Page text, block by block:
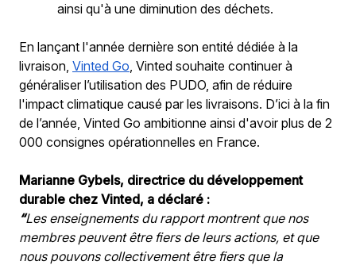
ainsi qu'à une diminution des déchets.
En lançant l'année dernière son entité dédiée à la
livraison, Vinted Go, Vinted souhaite continuer à
généraliser l’utilisation des PUDO, afin de réduire
l'impact climatique causé par les livraisons. D’ici à la fin
de l’année, Vinted Go ambitionne ainsi d'avoir plus de 2
000 consignes opérationnelles en France.
Marianne Gybels, directrice du développement
durable chez Vinted, a déclaré :
“Les enseignements du rapport montrent que nos
membres peuvent être fiers de leurs actions, et que
nous pouvons collectivement être fiers que la